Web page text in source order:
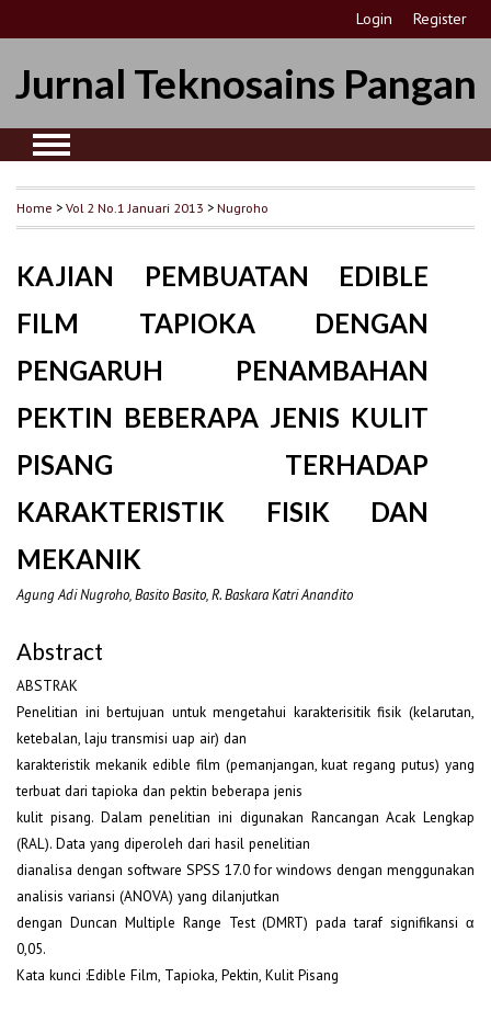
Login Register
Jurnal Teknosains Pangan
Home >Vol 2 No.1 Januari 2013 >Nugroho
KAJIAN PEMBUATAN EDIBLE
FILM TAPIOKA DENGAN
PENGARUH PENAMBAHAN
PEKTIN BEBERAPA JENIS KULIT
PISANG TERHADAP
KARAKTERISTIK FISIK DAN
MEKANIK
Agung Adi Nugroho, Basito Basito, R. Baskara Katri Anandito
Abstract
ABSTRAK
Penelitian ini bertujuan untuk mengetahui karakterisitik fisik (kelarutan,
ketebalan, laju transmisi uap air) dan
karakteristik mekanik edible film (pemanjangan, kuat regang putus) yang
terbuat dari tapioka dan pektin beberapa jenis
kulit pisang. Dalam penelitian ini digunakan Rancangan Acak Lengkap
(RAL). Data yang diperoleh dari hasil penelitian
dianalisa dengan software SPSS 17.0 for windows dengan menggunakan
analisis variansi (ANOVA) yang dilanjutkan
dengan Duncan Multiple Range Test (DMRT) pada taraf signifikansi α
0,05.
Kata kunci :Edible Film, Tapioka, Pektin, Kulit Pisang